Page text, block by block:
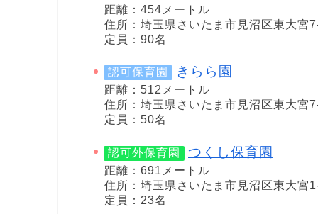
距離：454メートル
住所：埼玉県さいたま市見沼区東大宮
定員：90名
認可保育園 きらら園
距離：512メートル
住所：埼玉県さいたま市見沼区東大宮
定員：50名
認可外保育園 つくし保育園
距離：691メートル
住所：埼玉県さいたま市見沼区東大宮
定員：23名